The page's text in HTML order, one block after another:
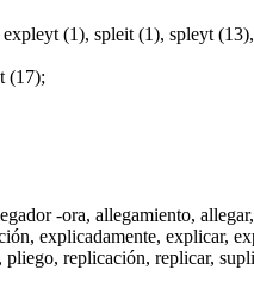
(1), spleit (1), spleyt
(17);
-ora, allegamiento, allegar,
, explicadamente, explicar,
pliego, replicación, replicar,